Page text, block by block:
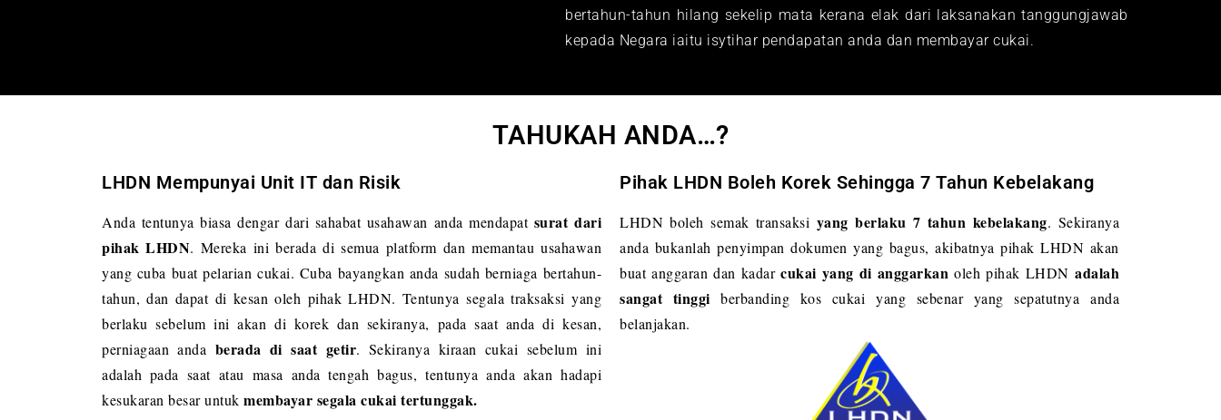
bertahun-tahun hilang sekelip mata kerana elak dari laksanakan tanggungjawab
kepada Negara iaitu isytihar pendapatan anda dan membayar cukai.
TAHUKAH ANDA…?​
LHDN Mempunyai Unit IT dan Risik
Anda tentunya biasa dengar dari sahabat usahawan anda mendapatsurat dari
pihak LHDN. Mereka ini berada di semua platform dan memantau usahawan
yang cuba buat pelarian cukai. Cuba bayangkan anda sudah berniaga bertahun-
tahun, dan dapat di kesan oleh pihak LHDN. Tentunya segala traksaksi yang
berlaku sebelum ini akan di korek dan sekiranya, pada saat anda di kesan,
perniagaan anda berada di saat getir. Sekiranya kiraan cukai sebelum ini
adalah pada saat atau masa anda tengah bagus, tentunya anda akan hadapi
kesukaran besar untuk membayar segala cukai tertunggak.
Pihak LHDN Boleh Korek Sehingga 7 Tahun Kebelakang
LHDN boleh semak transaksi yang berlaku 7 tahun kebelakang. Sekiranya
anda bukanlah penyimpan dokumen yang bagus, akibatnya pihak LHDN akan
buat anggaran dan kadarcukai yang di anggarkan oleh pihak LHDNadalah
sangat tinggi berbanding kos cukai yang sebenar yang sepatutnya anda
belanjakan.​